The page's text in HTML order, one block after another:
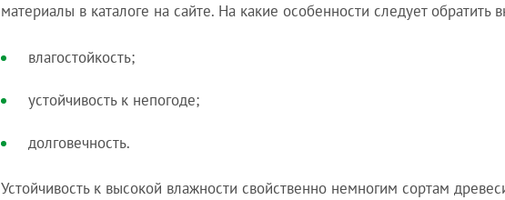
материалы в каталоге на сайте. На какие особенности следует обратить
влагостойкость;
устойчивость к непогоде;
долговечность.
Устойчивость к высокой влажности свойственно немногим сортам